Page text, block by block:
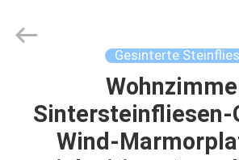
HAUSE
CERAMICS
CO.,LTD..
Gesinterte
Sintersteinfliesen-
Wind-